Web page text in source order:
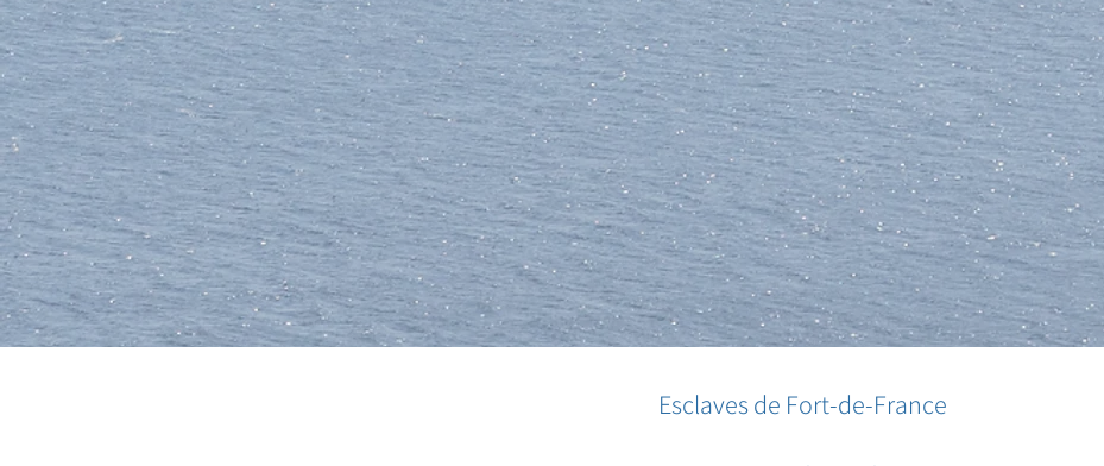
Esclaves de Fort-de-France